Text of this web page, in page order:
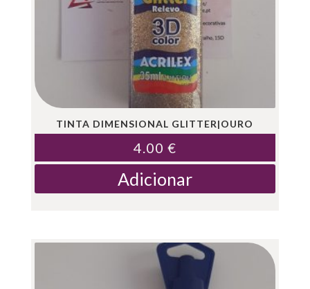
TINTA DIMENSIONAL GLITTER|OURO
4.00 €
Adicionar